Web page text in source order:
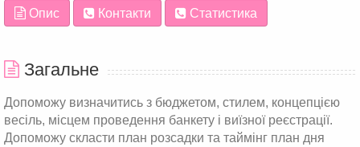
Опис Контакти Статистика
Загальне
Допоможу визначитись з бюджетом, стилем, концепцією
весіль, місцем проведення банкету і виїзної реєстрації.
Допоможу скласти план розсадки та таймінг план дня